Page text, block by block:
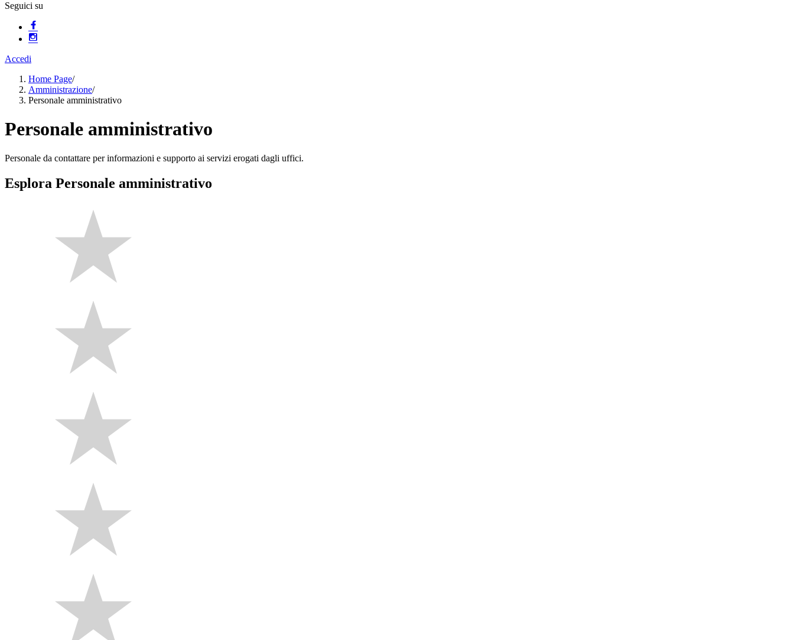
Seguici su
Accedi
Home Page/
Amministrazione/
Personale amministrativo
Personale amministrativo
Personale da contattare per informazioni e supporto ai servizi erogati dagli uffici.
Esplora Personale amministrativo